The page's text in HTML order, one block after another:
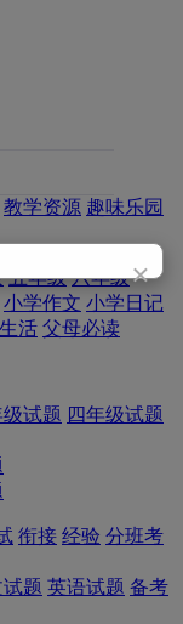
×
教学资源 趣味乐园
五年级 六年级
小学作文 小学日记
活 父母必读
级试题 四年级试题
衔接 经验 分班考
题 英语试题 备考